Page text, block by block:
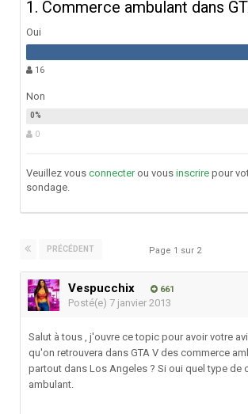
1. Commerce ambulant dans
Oui
16
Non
0
Veuillez vous connecterou vous inscrire pour
sondage.
PRÉCÉDENT Page 1 sur 2
Vespucchix 661
Posté(e) 7 janvier 2013
Salut à tous , j'ouvre ce topic pour avoir votre
qu'on retrouvera dans GTA V des commerce
partout dans Los Angeles ? Si oui quel type de
ambulant.